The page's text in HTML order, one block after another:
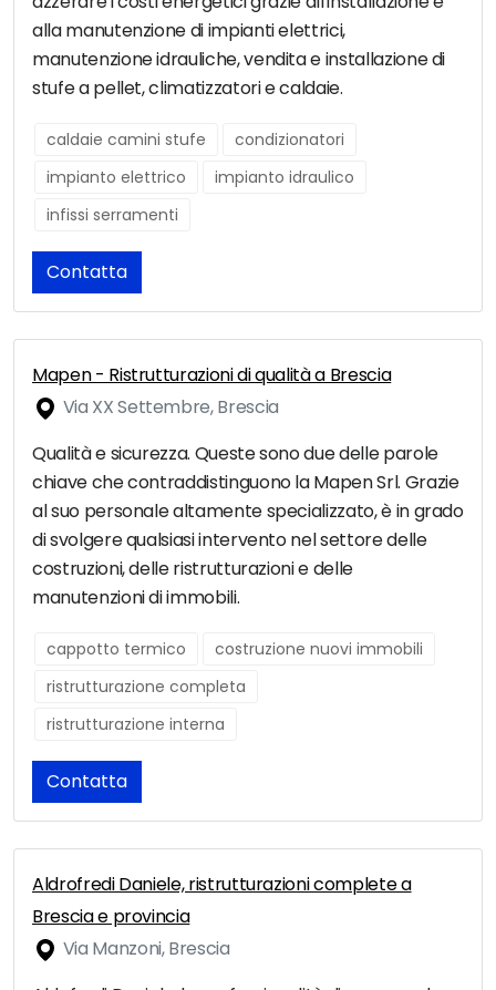
alla manutenzione di impianti elettrici,
manutenzione idrauliche, vendita e installazione di
stufe a pellet, climatizzatori e caldaie.
caldaie camini stufe
condizionatori
impianto elettrico
impianto idraulico
infissi serramenti
Contatta
Mapen - Ristrutturazioni di qualità a Brescia
Via XX Settembre, Brescia
Qualità e sicurezza. Queste sono due delle parole
chiave che contraddistinguono la Mapen Srl. Grazie
al suo personale altamente specializzato, è in grado
di svolgere qualsiasi intervento nel settore delle
costruzioni, delle ristrutturazioni e delle
manutenzioni di immobili.
cappotto termico
costruzione nuovi immobili
ristrutturazione completa
ristrutturazione interna
Contatta
Aldrofredi Daniele, ristrutturazioni complete a
Brescia e provincia
Via Manzoni, Brescia